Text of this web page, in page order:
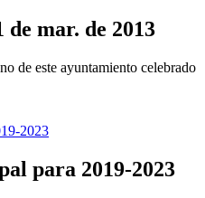
de mar. de 2013
de este ayuntamiento celebrado
para 2019-2023